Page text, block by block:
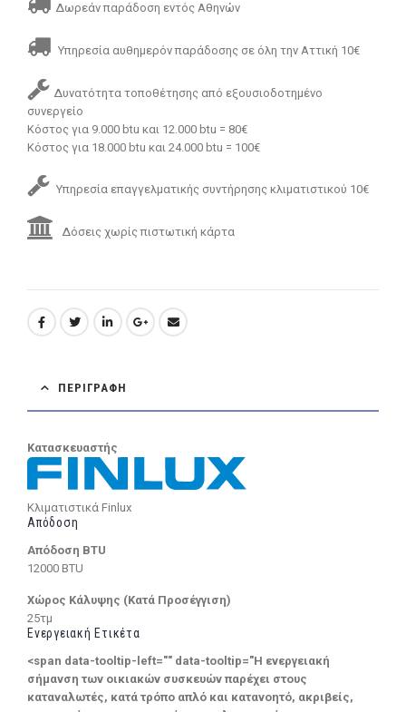
Δωρεάν παράδοση εντός Αθηνών
Υπηρεσία αυθημερόν παράδοσης σε όλη την Αττική 10€
Δυνατότητα τοποθέτησης από εξουσιοδοτημένο
συνεργείο
Κόστος για 9.000 btu και 12.000 btu = 80€
Κόστος για 18.000 btu και 24.000 btu = 100€
Υπηρεσία επαγγελματικής συντήρησης κλιματιστικού 10€
Δόσεις χωρίς πιστωτική κάρτα
ΠΕΡΙΓΡΑΦΉ
Κατασκευαστής
Κλιματιστικά Finlux
Απόδοση
Απόδοση BTU
12000 BTU
Χώρος Κάλυψης (Κατά Προσέγγιση)
25τμ
Ενεργειακή Ετικέτα
<span data-tooltip-left="" data-tooltip="Η ενεργειακή
σήμανση των οικιακών συσκευών παρέχει στους
καταναλωτές, κατά τρόπο απλό και κατανοητό, ακριβείς,